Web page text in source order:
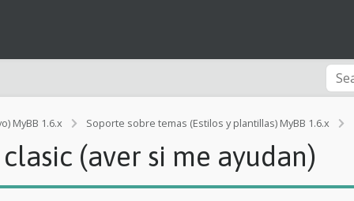
MyBB 1.6.x Soporte sobre temas (Estilos y plantillas) MyBB 1.6.x
(aver si me ayudan)